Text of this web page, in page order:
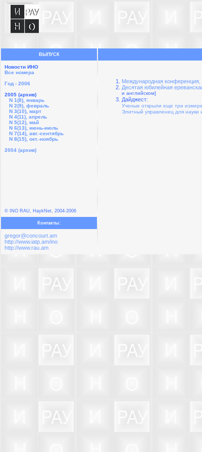
ВЫПУСК
Новости ИНО
Все номера
Год - 2006
2005 (архив)
N 1(8), январь
N 2(9), февраль
N 3(10), март
N 4(11), апрель
N 5(12), май
N 6(13), июнь-июль
N 7(14), авг.-сентябрь
N 8(15), окт.-ноябрь
2004 (архив)
© INO RAU, HaykNet, 2004-2006
Контакты:
gregor@concourt.am
http://www.iatp.am/ino
http://www.rau.am
Международная
Десятая юбилейная
и английском]
Дайджест:
Ученые открыли еще три
Элитный управленец для науки